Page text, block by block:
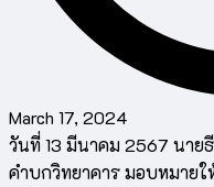
March 17, 2024
วันที่ 13 มีนาคม 2567 นาย
คำบกวิทยาคาร มอบหมายใ